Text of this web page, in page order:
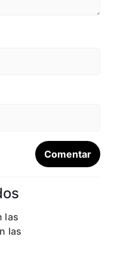
las
las